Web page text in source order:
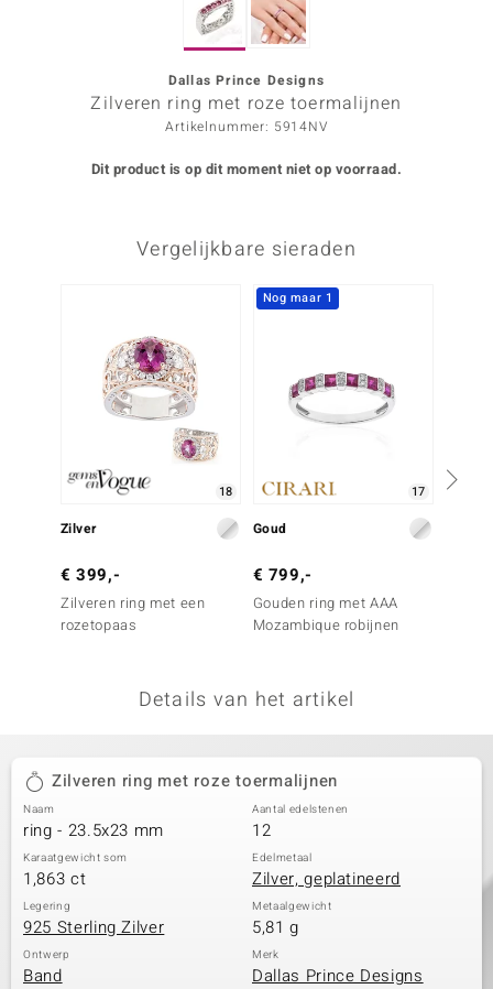
Designs
Dallas Prince Designs
Zilveren ring met roze toermalijnen
Artikelnummer: 5914NV
Dit product is op dit moment niet op voorraad.
Vergelijkbare sieraden
18
Zilver
€ 399,-
Zilveren ring met een
rozetopaas
Nog maar 1
17
Goud
€ 799,-
Gouden ring met AAA
Mozambique robijnen
Details van het artikel
Zilveren ring met roze toermalijnen
Naam
ring - 23.5x23 mm
Aantal edelstenen
12
Karaatgewicht som
1,863 ct
Edelmetaal
Zilver, geplatineerd
Legering
925 Sterling Zilver
Metaalgewicht
5,81 g
Ontwerp
Band
Merk
Dallas Prince Designs